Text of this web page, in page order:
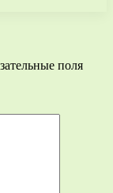
поля